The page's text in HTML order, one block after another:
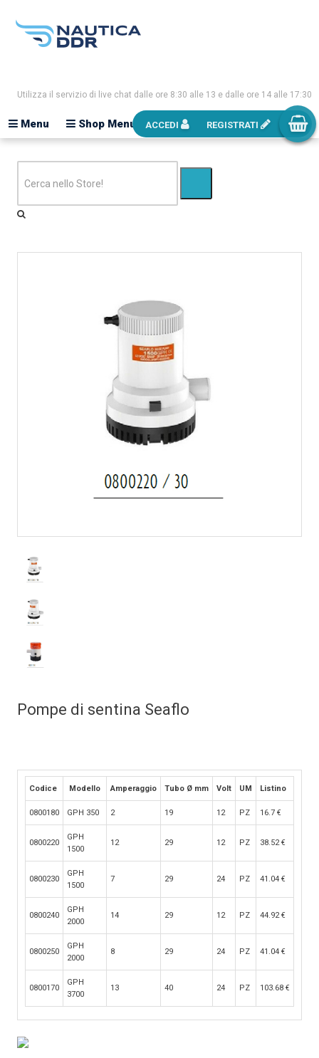
Utilizza il servizio di live chat dalle ore 8:30 alle 13 e dalle ore 14 alle 17:30
Shop Menu
Menu ACCEDI REGISTRATI
Pompe di sentina Seaflo
Codice Modello Amperaggio Tubo Ø mm Volt UM Listino
0800180 GPH 350 2 19 12 PZ 16.7 €
0800220
GPH
1500
12 29 12 PZ 38.52€
0800230
GPH
1500
7 29 24 PZ 41.04 €
0800240
GPH
2000
14 29 12 PZ 44.92€
0800250
GPH
2000
8 29 24 PZ 41.04 €
0800170
GPH
3700
13 40 24 PZ 103.68 €